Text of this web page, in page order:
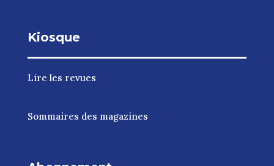
Kiosque
Lire les revues
Sommaires des magazines